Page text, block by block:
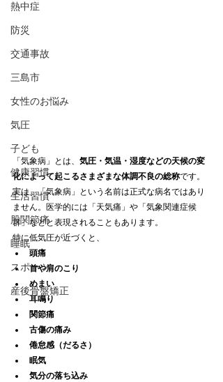
熱中症
防災
交通事故
三島市
女性のお悩み
気圧
子ども
健康習慣
生活習慣
股関節痛
睡眠
スポーツ
産後骨盤矯正
「気象病」とは、 気圧・気温・湿度などの天候の変
化によって起こるさまざまな体調不良の総称です。
実は、「気象病」という名前は正式な病名ではあり
ません。医学的には「天気痛」や「気象関連症候
群」などと表現されることもあります。
特に低気圧が近づくと、
頭痛
首や肩のこり
めまい
耳鳴り
関節痛
古傷の痛み
倦怠感（だるさ）
眠気
気分の落ち込み